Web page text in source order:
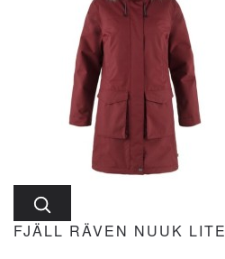
FJÄLL RÄVEN NUUK